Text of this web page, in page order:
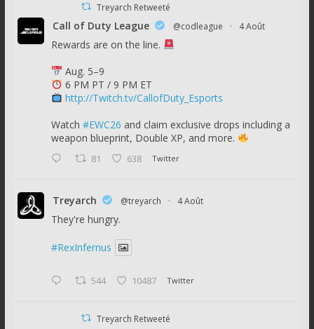
Treyarch Retweeté
Call of Duty League @codleague · 4 Août
Rewards are on the line.
Aug. 5–9
6 PM PT / 9 PM ET
http://Twitch.tv/CallofDuty_Esports
Watch #EWC26 and claim exclusive drops including a
weapon blueprint, Double XP, and more.
81 638 Twitter
Treyarch @treyarch · 4 Août
They're hungry.
#RexInfernus
544 10487 Twitter
Treyarch Retweeté